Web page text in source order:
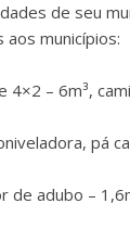
de seu
municípios:
4×2 – 6m³,
pá
de adubo –